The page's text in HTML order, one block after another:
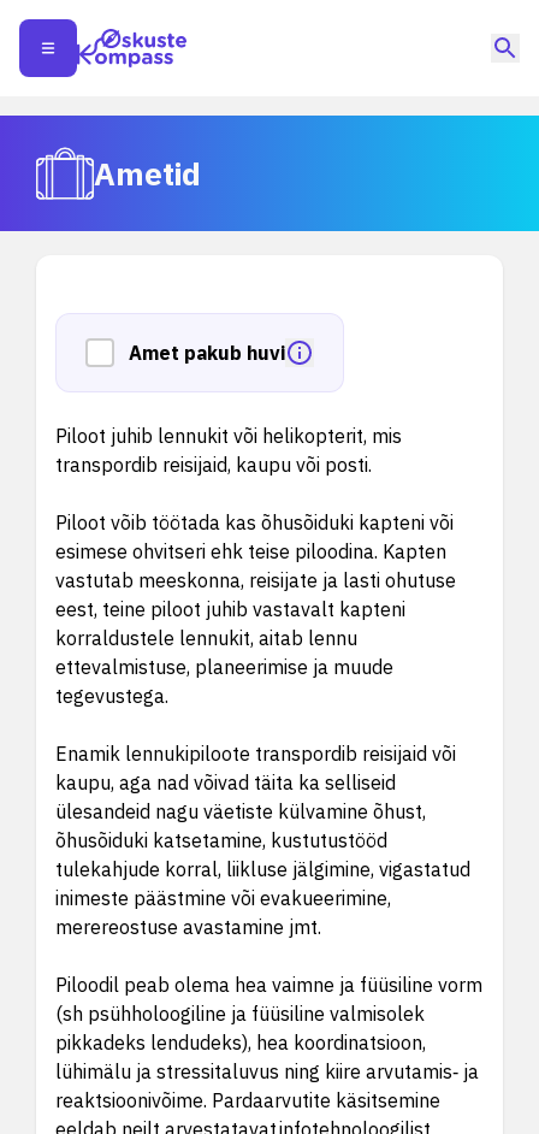
Ametid
Amet pakub huvi
Piloot juhib lennukit või helikopterit, mis
transpordib reisijaid, kaupu või posti.
Piloot võib töötada kas õhusõiduki kapteni või
esimese ohvitseri ehk teise piloodina. Kapten
vastutab meeskonna, reisijate ja lasti ohutuse
eest, teine piloot juhib vastavalt kapteni
korraldustele lennukit, aitab lennu
ettevalmistuse, planeerimise ja muude
tegevustega.
Enamik lennukipiloote transpordib reisijaid või
kaupu, aga nad võivad täita ka selliseid
ülesandeid nagu väetiste külvamine õhust,
õhusõiduki katsetamine, kustutustööd
tulekahjude korral, liikluse jälgimine, vigastatud
inimeste päästmine või evakueerimine,
merereostuse avastamine jmt.
Piloodil peab olema hea vaimne ja füüsiline vorm
(sh psühholoogiline ja füüsiline valmisolek
pikkadeks lendudeks), hea koordinatsioon,
lühimälu ja stressitaluvus ning kiire arvutamis‑ ja
reaktsioonivõime. Pardaarvutite käsitsemine
eeldab neilt arvestatavat infotehnoloogilist